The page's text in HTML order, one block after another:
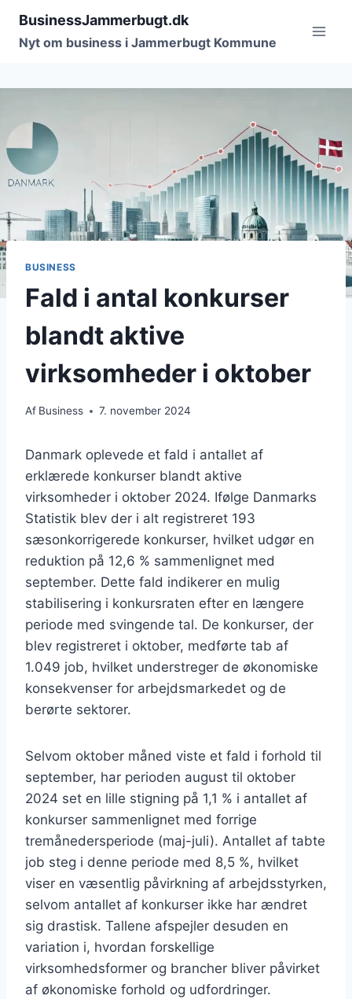
indhold
BusinessJammerbugt.dk
Nyt om business i Jammerbugt Kommune
BUSINESS
Fald i antal konkurser
blandt aktive
virksomheder i oktober
Af Business 7. november 2024
Danmark oplevede et fald i antallet af
erklærede konkurser blandt aktive
virksomheder i oktober 2024. Ifølge Danmarks
Statistik blev der i alt registreret 193
sæsonkorrigerede konkurser, hvilket udgør en
reduktion på 12,6 % sammenlignet med
september. Dette fald indikerer en mulig
stabilisering i konkursraten efter en længere
periode med svingende tal. De konkurser, der
blev registreret i oktober, medførte tab af
1.049 job, hvilket understreger de økonomiske
konsekvenser for arbejdsmarkedet og de
berørte sektorer.
Selvom oktober måned viste et fald i forhold til
september, har perioden august til oktober
2024 set en lille stigning på 1,1 % i antallet af
konkurser sammenlignet med forrige
tremånedersperiode (maj-juli). Antallet af tabte
job steg i denne periode med 8,5 %, hvilket
viser en væsentlig påvirkning af arbejdsstyrken,
selvom antallet af konkurser ikke har ændret
sig drastisk. Tallene afspejler desuden en
variation i, hvordan forskellige
virksomhedsformer og brancher bliver påvirket
af økonomiske forhold og udfordringer.